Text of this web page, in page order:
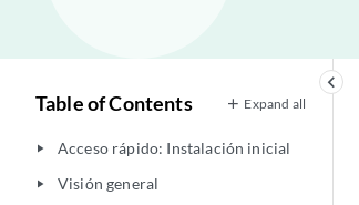
keyboard_arrow_left
Table of Contents Expand all
play_arrow Acceso rápido: Instalación inicial
play_arrow Visión general